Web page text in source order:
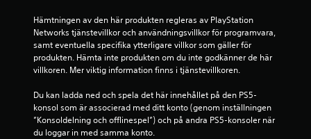
e
r
a
t
p
Hämtningen av den här produkten regleras av PlayStation
Networks tjänstevillkor och användningsvillkor för programvara,
samt eventuella specifika ytterligare villkor som gäller för
produkten. Hämta inte produkten om du inte godkänner de här
villkoren. Mer viktig information finns i tjänstevillkoren.
Du kan ladda ned och spela det här innehållet på den PS5-
konsol som är associerad med ditt konto (genom inställningen
”Konsoldelning och offlinespel”) och på andra PS5-konsoler när
du loggar in med samma konto.